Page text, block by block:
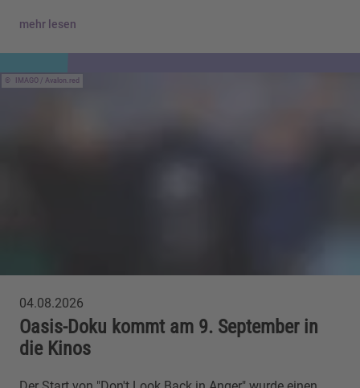
mehr lesen
IMAGO / Avalon.red
04.08.2026
Oasis-Doku kommt am 9. September in
die Kinos